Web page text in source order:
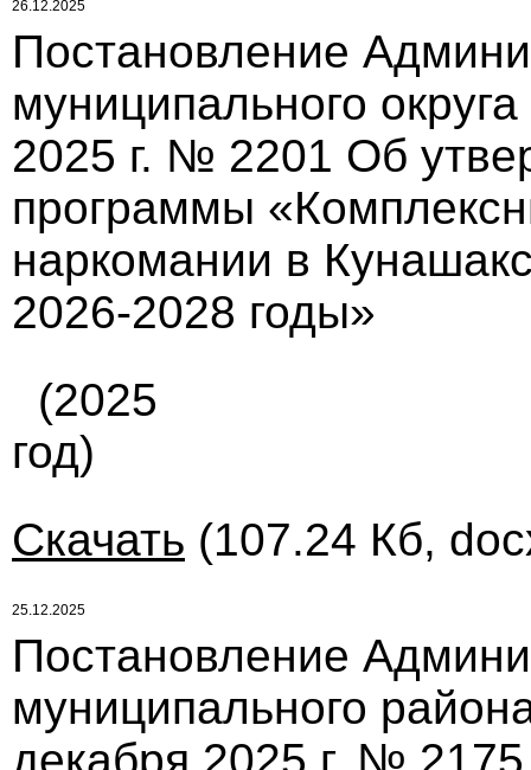
26.12.2025
Постановление
муниципального
2025 г. № 2201 Об
программы
наркомании в
2026-2028 годы»
(2025
год)
Скачать (107.24 Кб,
25.12.2025
Постановление
муниципального